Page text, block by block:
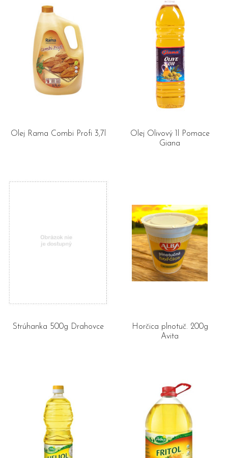
Olej Rama Combi Profi 3,7l
Olej Olivový 1l Pomace
Giana
Strúhanka 500g Drahovce
Horčica plnotuč. 200g
Avita